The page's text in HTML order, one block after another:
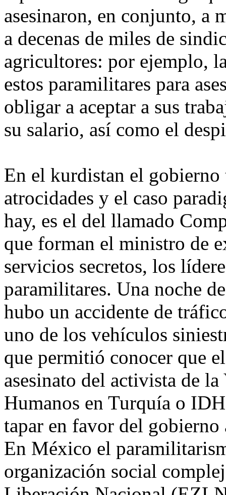
asesinaron, en conjunto, a
a decenas de miles de
agricultores: por ejemplo,
estos paramilitares para
obligar a aceptar a sus
su salario, así como el
En el kurdistan el
atrocidades y el caso
hay, es el del llamado
que forman el ministro de
servicios secretos, los
paramilitares. Una noche
hubo un accidente de
uno de los vehículos
que permitió conocer que
asesinato del activista de
Humanos en Turquía o
tapar en favor del
En México el
organización social